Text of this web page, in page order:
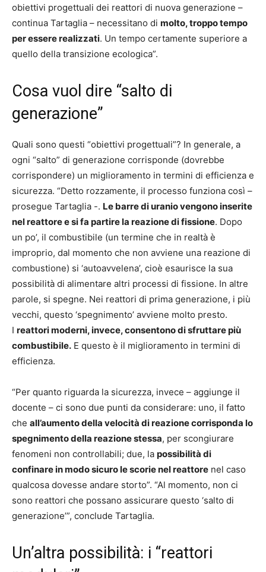
obiettivi progettuali dei reattori di nuova generazione –
continua Tartaglia – necessitano di molto, troppo tempo
per essere realizzati. Un tempo certamente superiore a
quello della transizione ecologica”.
Cosa vuol dire “salto di
generazione”
Quali sono questi “obiettivi progettuali”? In generale, a
ogni “salto” di generazione corrisponde (dovrebbe
corrispondere) un miglioramento in termini di efficienza e
sicurezza. “Detto rozzamente, il processo funziona così –
prosegue Tartaglia -. Le barre di uranio vengono inserite
nel reattore e si fa partire la reazione di fissione. Dopo
un po’, il combustibile (un termine che in realtà è
improprio, dal momento che non avviene una reazione di
combustione) si ‘autoavvelena’, cioè esaurisce la sua
possibilità di alimentare altri processi di fissione. In altre
parole, si spegne. Nei reattori di prima generazione, i più
vecchi, questo ‘spegnimento’ avviene molto presto.
I reattori moderni, invece, consentono di sfruttare più
combustibile. E questo è il miglioramento in termini di
efficienza.
“Per quanto riguarda la sicurezza, invece – aggiunge il
docente – ci sono due punti da considerare: uno, il fatto
che all’aumento della velocità di reazione corrisponda lo
spegnimento della reazione stessa, per scongiurare
fenomeni non controllabili; due, la possibilità di
confinare in modo sicuro le scorie nel reattore nel caso
qualcosa dovesse andare storto”. “Al momento, non ci
sono reattori che possano assicurare questo ‘salto di
generazione’”, conclude Tartaglia.
Un’altra possibilità: i “reattori